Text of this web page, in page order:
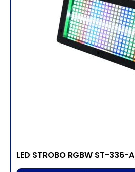
LED STROBO RGBW ST-336-A